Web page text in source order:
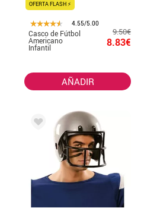
OFERTA FLASH ⚡
4.55/5.00
Casco de Fútbol
Americano
Infantil
9.50€
8.83€
AÑADIR